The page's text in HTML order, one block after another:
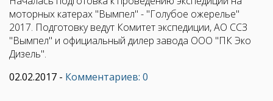
моторных катерах "Вымпел" - "Голубое ожерелье"
2017. Подготовку ведут Комитет экспедиции, АО ССЗ
"Вымпел" и официальный дилер завода ООО "ПК Эко
Дизель".
02.02.2017 - Комментариев: 0